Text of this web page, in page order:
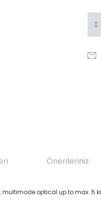
Önerileriniz
multimode optical up to max. 5